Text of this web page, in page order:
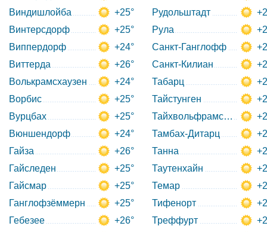
Виндишлойба
+25°
Винтерсдорф
+25°
Виппердорф
+24°
Виттерда
+26°
Волькрамсхаузен
+24°
Ворбис
+25°
Вурцбах
+25°
Вюншендорф
+24°
Гайза
+26°
Гайследен
+25°
Гайсмар
+25°
Ганглофзёммерн
+25°
Гебезее
+26°
Рудольштадт
Рула
Санкт-Ганглофф
Санкт-Килиан
Табарц
Тайстунген
Тайхвольфрамсдорф
Тамбах-Дитарц
Танна
Таутенхайн
Темар
Тифенорт
Треффурт